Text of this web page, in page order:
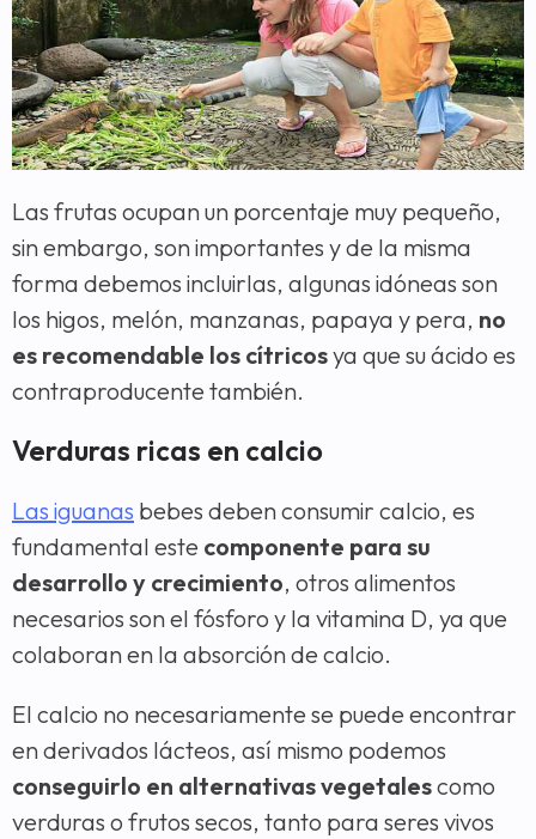
Las frutas ocupan un porcentaje muy pequeño,
sin embargo, son importantes y de la misma
forma debemos incluirlas, algunas idóneas son
los higos, melón, manzanas, papaya y pera, no
es recomendable los cítricosya que su ácido es
contraproducente también.
Verduras ricas en calcio
Las iguanas bebes deben consumir calcio, es
fundamental este componente para su
desarrollo y crecimiento, otros alimentos
necesarios son el fósforo y la vitamina D, ya que
colaboran en la absorción de calcio.
El calcio no necesariamente se puede encontrar
en derivados lácteos, así mismo podemos
conseguirlo en alternativas vegetalescomo
verduras o frutos secos, tanto para seres vivos